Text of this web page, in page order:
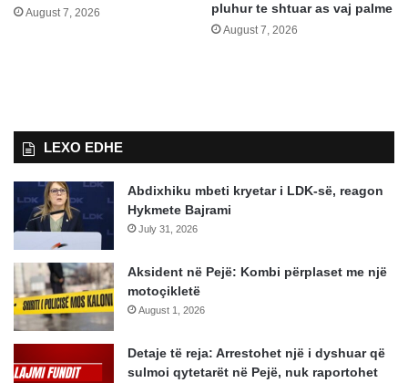
August 7, 2026
pluhur te shtuar as vaj palme
August 7, 2026
LEXO EDHE
Abdixhiku mbeti kryetar i LDK-së, reagon
Hykmete Bajrami
July 31, 2026
Aksident në Pejë: Kombi përplaset me një
motoçikletë
August 1, 2026
Detaje të reja: Arrestohet një i dyshuar që
sulmoi qytetarët në Pejë, nuk raportohet